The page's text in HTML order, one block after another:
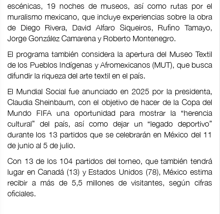
escénicas, 19 noches de museos, así como rutas por el
muralismo mexicano, que incluye experiencias sobre la obra
de Diego Rivera, David Alfaro Siqueiros, Rufino Tamayo,
Jorge González Camarena y Roberto Montenegro.
El programa también considera la apertura del Museo Textil
de los Pueblos Indígenas y Afromexicanos (MUT), que busca
difundir la riqueza del arte textil en el país.
El Mundial Social fue anunciado en 2025 por la presidenta,
Claudia Sheinbaum, con el objetivo de hacer de la Copa del
Mundo FIFA una oportunidad para mostrar la “herencia
cultural” del país, así como dejar un “legado deportivo”
durante los 13 partidos que se celebrarán en México del 11
de junio al 5 de julio.
Con 13 de los 104 partidos del torneo, que también tendrá
lugar en Canadá (13) y Estados Unidos (78), México estima
recibir a más de 5,5 millones de visitantes, según cifras
oficiales.